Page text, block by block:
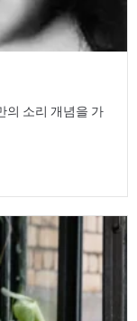
의 소리 개념을 가